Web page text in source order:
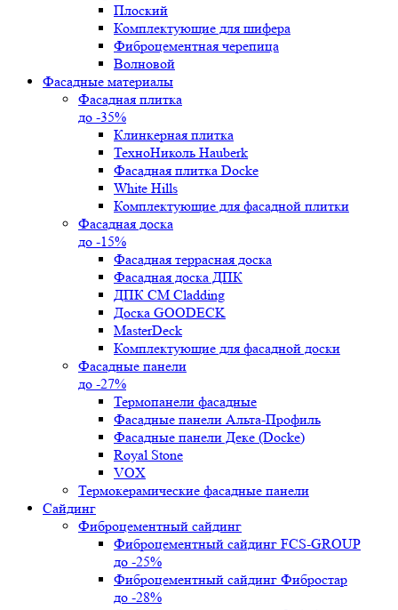
Плоский
Комплектующие для шифера
Фиброцементная черепица
Волновой
Фасадные материалы
Фасадная плитка
до -35%
Клинкерная плитка
ТехноНиколь Hauberk
Фасадная плитка Docke
White Hills
Комплектующие для фасадной плитки
Фасадная доска
до -15%
Фасадная террасная доска
Фасадная доска ДПК
ДПК CM Cladding
Доска GOODECK
MasterDeck
Комплектующие для фасадной доски
Фасадные панели
до -27%
Термопанели фасадные
Фасадные панели Альта-Профиль
Фасадные панели Деке (Docke)
Royal Stone
VOX
Термокерамические фасадные панели
Сайдинг
Фиброцементный сайдинг
Фиброцементный сайдинг FCS-GROUP
до -25%
Фиброцементный сайдинг Фибростар
до -28%